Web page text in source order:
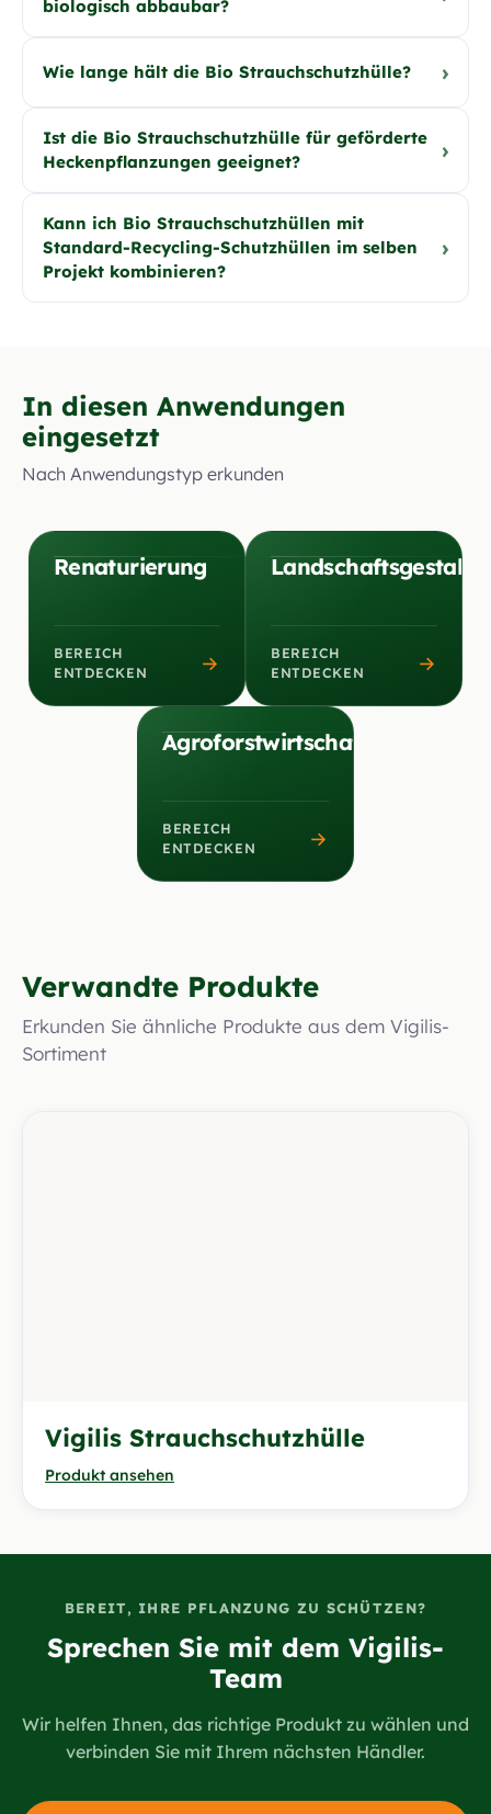
biologisch abbaubar?
Wie lange hält die Bio Strauchschutzhülle? ›
Ist die Bio Strauchschutzhülle für geförderte
Heckenpflanzungen geeignet?
›
Kann ich Bio Strauchschutzhüllen mit
Standard-Recycling-Schutzhüllen im selben
Projekt kombinieren?
›
In diesen Anwendungen
eingesetzt
Nach Anwendungstyp erkunden
Renaturierung
BEREICH
ENTDECKEN
→
BEREICH
ENTDECKEN
→
Agroforstwirtschaft
BEREICH
ENTDECKEN
→
Verwandte Produkte
Erkunden Sie ähnliche Produkte aus dem Vigilis-
Sortiment
Vigilis Strauchschutzhülle
Produkt ansehen
BEREIT, IHRE PFLANZUNG ZU SCHÜTZEN?
Sprechen Sie mit dem Vigilis-
Team
Wir helfen Ihnen, das richtige Produkt zu wählen und
verbinden Sie mit Ihrem nächsten Händler.